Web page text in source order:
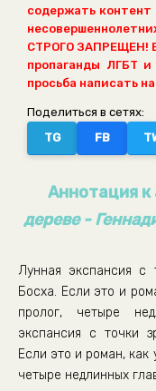
содержать контент
СТРОГО ЗАПРЕЩЕН!
пропаганды ЛГБТ и
просьба написать
Поделиться в сетях:
TG
FB
Аннотация к
дереве -
Лунная экспансия с
Босха. Если это и
пролог, четыре
экспансия с точки
Если это и роман, как
четыре недлинных